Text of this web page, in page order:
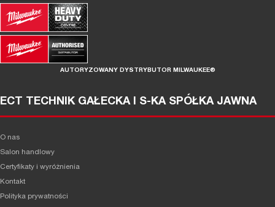
AUTORYZOWANY DYSTRYBUTOR MILWAUKEE®
ECT TECHNIK GAŁECKA I S-KA SPÓŁKA JAWNA
O nas
Salon handlowy
Certyfikaty i wyróżnienia
Kontakt
Polityka prywatności